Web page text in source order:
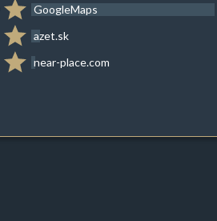
GoogleMaps
azet.sk
near-place.com